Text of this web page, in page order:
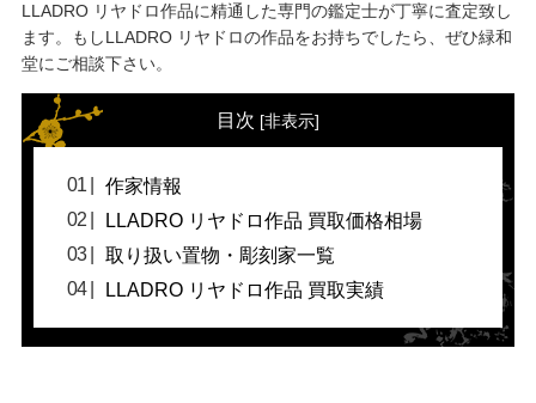
LLADRO リヤドロ作品に精通した専門の鑑定士が丁寧に査定致し
ます。もしLLADRO リヤドロの作品をお持ちでしたら、ぜひ緑和
堂にご相談下さい。
目次 [非表示]
作家情報
LLADRO リヤドロ作品 買取価格相場
取り扱い置物・彫刻家一覧
LLADRO リヤドロ作品 買取実績